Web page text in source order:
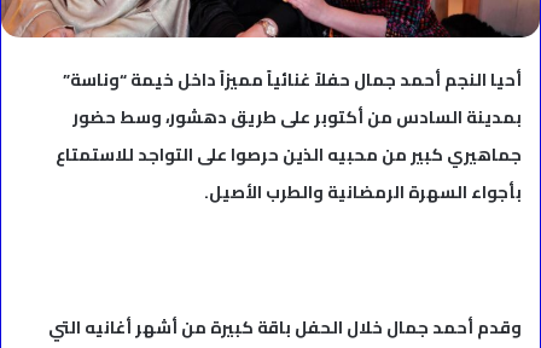
أحيا النجم أحمد جمال حفلاً غنائياً مميزاً داخل خيمة “وناسة”
بمدينة السادس من أكتوبر على طريق دهشور، وسط حضور
جماهيري كبير من محبيه الذين حرصوا على التواجد للاستمتاع
بأجواء السهرة الرمضانية والطرب الأصيل.
وقدم أحمد جمال خلال الحفل باقة كبيرة من أشهر أغانيه التي